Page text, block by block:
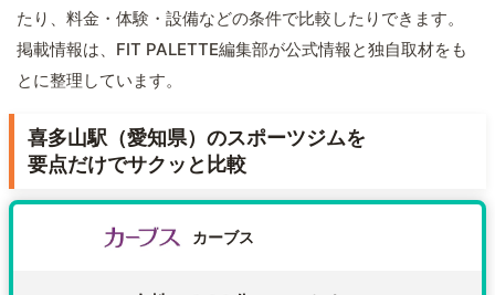
たり、料金・体験・設備などの条件で比較したりできます。
掲載情報は、FIT PALETTE編集部が公式情報と独自取材をも
とに整理しています。
喜多山駅（愛知県）のスポーツジムを
要点だけでサクッと比較
カーブス